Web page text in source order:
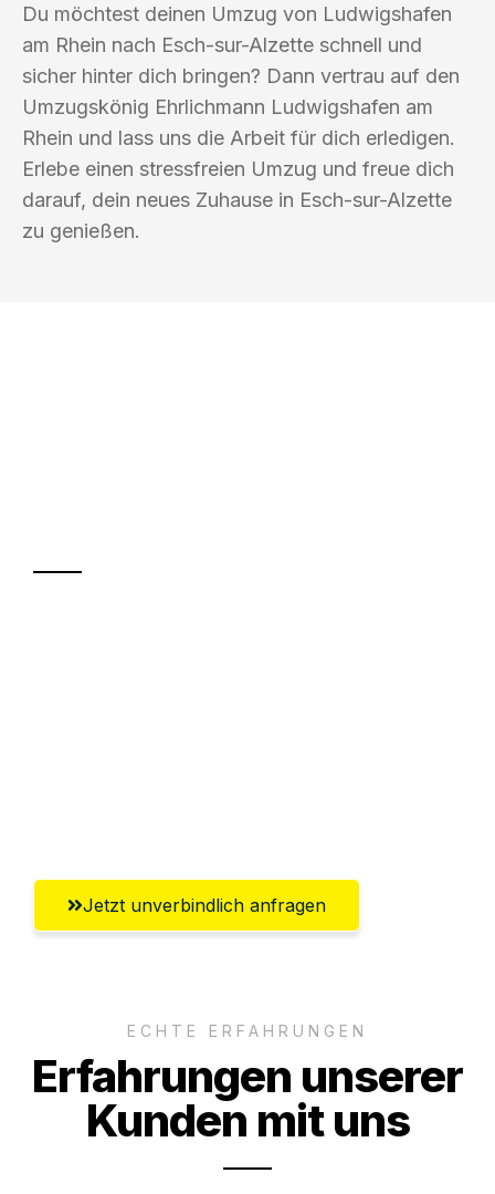
Du möchtest deinen Umzug von Ludwigshafen
am Rhein nach Esch-sur-Alzette schnell und
sicher hinter dich bringen? Dann vertrau auf den
Umzugskönig Ehrlichmann Ludwigshafen am
Rhein und lass uns die Arbeit für dich erledigen.
Erlebe einen stressfreien Umzug und freue dich
darauf, dein neues Zuhause in Esch-sur-Alzette
zu genießen.
Jetzt unverbindlich anfragen
ECHTE ERFAHRUNGEN
Erfahrungen unserer
Kunden mit uns